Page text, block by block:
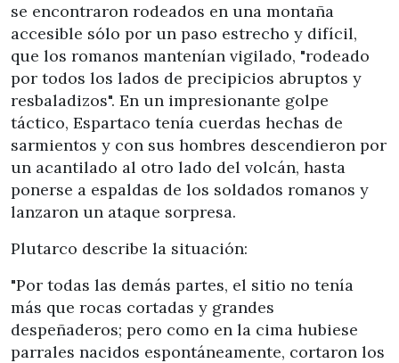
se encontraron rodeados en una montaña
accesible sólo por un paso estrecho y difícil,
que los romanos mantenían vigilado, "rodeado
por todos los lados de precipicios abruptos y
resbaladizos". En un impresionante golpe
táctico, Espartaco tenía cuerdas hechas de
sarmientos y con sus hombres descendieron por
un acantilado al otro lado del volcán, hasta
ponerse a espaldas de los soldados romanos y
lanzaron un ataque sorpresa.
Plutarco describe la situación:
"Por todas las demás partes, el sitio no tenía
más que rocas cortadas y grandes
despeñaderos; pero como en la cima hubiese
parrales nacidos espontáneamente, cortaron los